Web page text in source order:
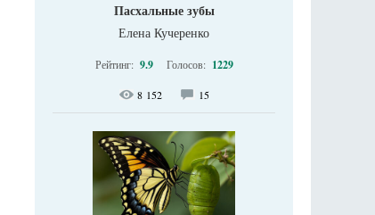
Пасхальные зубы
Елена Кучеренко
Рейтинг: 9.9 Голосов: 1229
8 152 15